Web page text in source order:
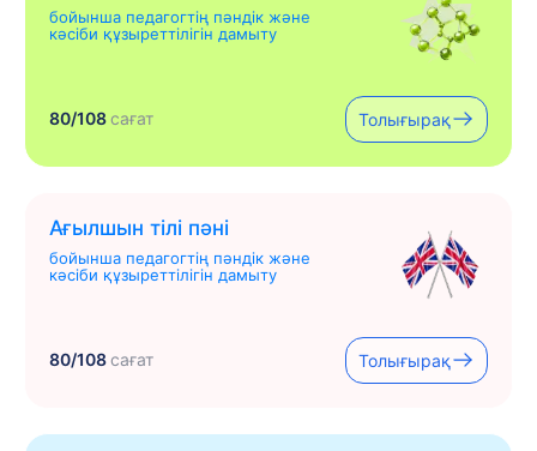
бойынша педагогтің пәндік және
кәсіби құзыреттілігін дамыту
80/108сағат Толығырақ
Ағылшын тілі пәні
бойынша педагогтің пәндік және
кәсіби құзыреттілігін дамыту
80/108сағат Толығырақ